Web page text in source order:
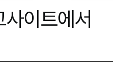
사이트에서